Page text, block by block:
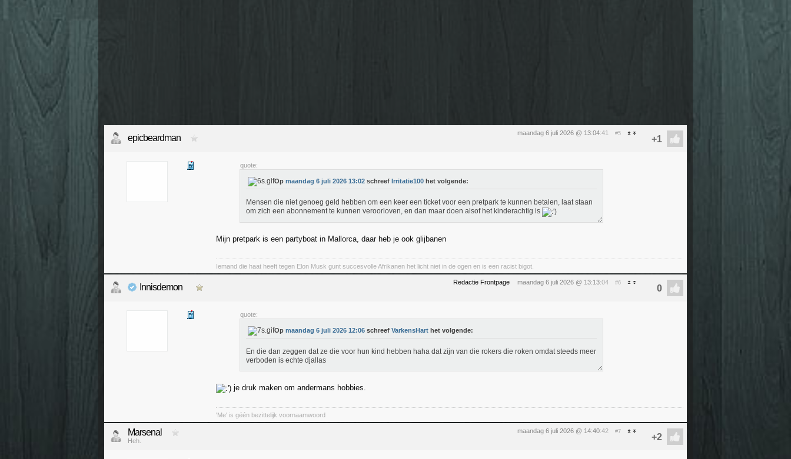
maandag 6 juli 2026 @ 13:04:41 #5
epicbeardman
quote:
Op maandag 6 juli 2026 13:02 schreef Irritatie100 het volgende:
Mensen die niet genoeg geld hebben om een keer een ticket voor een pretpark te kunnen betalen, laat staan
om zich een abonnement te kunnen veroorloven, en dan maar doen alsof het kinderachtig is
Mijn pretpark is een partyboat in Mallorca, daar heb je ook glijbanen
Iemand die haat heeft tegen Elon Musk gunt succesvolle Afrikanen het licht niet in de ogen en is een racist bigot.
Redactie Frontpage maandag 6 juli 2026 @ 13:13:04 #6
Innisdemon
quote:
Op maandag 6 juli 2026 12:06 schreef VarkensHart het volgende:
En die dan zeggen dat ze die voor hun kind hebben haha dat zijn van die rokers die roken omdat steeds meer
verboden is echte djallas
je druk maken om andermans hobbies.
'Me' is géén bezittelijk voornaamwoord
maandag 6 juli 2026 @ 14:40:42 #7
Marsenal
Heh.